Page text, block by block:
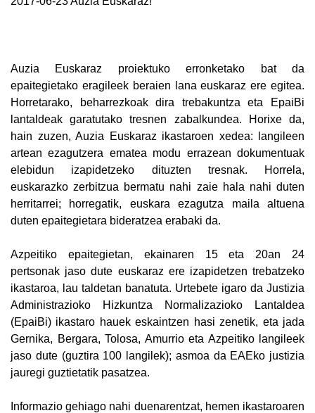
Auzia Euskaraz proiektuko erronketako bat da
epaitegietako eragileek beraien lana euskaraz ere egitea.
Horretarako, beharrezkoak dira trebakuntza eta EpaiBi
lantaldeak garatutako tresnen zabalkundea. Horixe da,
hain zuzen, Auzia Euskaraz ikastaroen xedea: langileen
artean ezagutzera ematea modu errazean dokumentuak
elebidun izapidetzeko dituzten tresnak. Horrela,
euskarazko zerbitzua bermatu nahi zaie hala nahi duten
herritarrei; horregatik, euskara ezagutza maila altuena
duten epaitegietara bideratzea erabaki da.
Azpeitiko epaitegietan, ekainaren 15 eta 20an 24
pertsonak jaso dute euskaraz ere izapidetzen trebatzeko
ikastaroa, lau taldetan banatuta. Urtebete igaro da Justizia
Administrazioko Hizkuntza Normalizazioko Lantaldea
(EpaiBi) ikastaro hauek eskaintzen hasi zenetik, eta jada
Gernika, Bergara, Tolosa, Amurrio eta Azpeitiko langileek
jaso dute (guztira 100 langilek); asmoa da EAEko justizia
jauregi guztietatik pasatzea.
Informazio gehiago nahi duenarentzat, hemen ikastaroaren